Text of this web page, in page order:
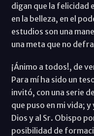
digan que la felicidad
en la belleza, en el
estudios son una
una meta que no
¡Ánimo a todos!, de
Para mí ha sido un
invitó, con una serie
que puso en mi vida;
Dios y al Sr. Obispo
posibilidad de